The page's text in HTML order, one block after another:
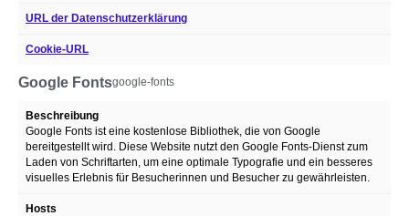
URL der Datenschutzerklärung
Cookie-URL
Google Fontsgoogle-fonts
Beschreibung
Google Fonts ist eine kostenlose Bibliothek, die von Google
bereitgestellt wird. Diese Website nutzt den Google Fonts-Dienst zum
Laden von Schriftarten, um eine optimale Typografie und ein besseres
visuelles Erlebnis für Besucherinnen und Besucher zu gewährleisten.
Hosts